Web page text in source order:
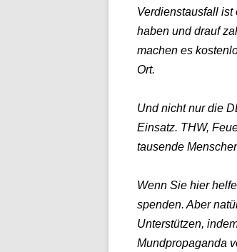
Verdienstausfall
haben und drauf
machen es
Ort.
Und nicht nur die
Einsatz. THW,
tausende
Wenn Sie hier
spenden. Aber
Unterstützen,
Mundpropaganda